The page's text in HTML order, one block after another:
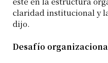
claridad institucional y
dijo.
Desafío